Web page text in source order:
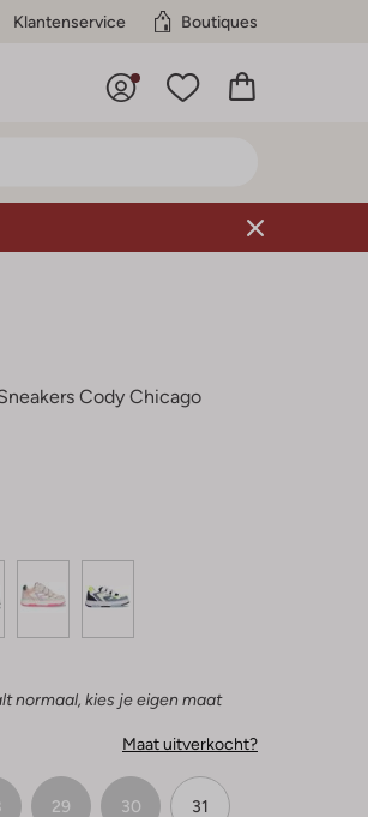
Klantenservice Boutiques
Cody Chicago
normaal, kies je eigen maat
Maat uitverkocht?
29 30 31